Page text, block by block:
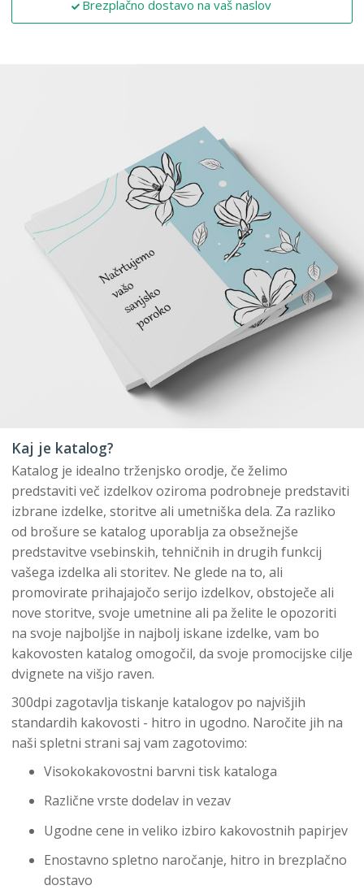
Brezplačno dostavo na vaš naslov
Kaj je katalog?
Katalog je idealno trženjsko orodje, če želimo
predstaviti več izdelkov oziroma podrobneje predstaviti
izbrane izdelke, storitve ali umetniška dela. Za razliko
od brošure se katalog uporablja za obsežnejše
predstavitve vsebinskih, tehničnih in drugih funkcij
vašega izdelka ali storitev. Ne glede na to, ali
promovirate prihajajočo serijo izdelkov, obstoječe ali
nove storitve, svoje umetnine ali pa želite le opozoriti
na svoje najboljše in najbolj iskane izdelke, vam bo
kakovosten katalog omogočil, da svoje promocijske cilje
dvignete na višjo raven.
300dpi zagotavlja tiskanje katalogov po najvišjih
standardih kakovosti - hitro in ugodno. Naročite jih na
naši spletni strani saj vam zagotovimo:
Visokokakovostni barvni tisk kataloga
Različne vrste dodelav in vezav
Ugodne cene in veliko izbiro kakovostnih papirjev
Enostavno spletno naročanje, hitro in brezplačno
dostavo